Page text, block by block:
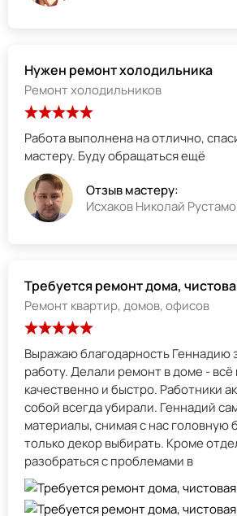
Нужен ремонт холодильника
Ремонт холодильников
Работа выполнена на отлично,
мастеру. Буду обращаться ещё
Отзыв мастеру:
Исхаков Николай
Требуется ремонт дома,
Ремонт квартир, домов, офисов
Выражаю благодарность Геннадию
работу. Делали ремонт в доме -
качественно и быстро. Работники
собой всегда убирали. Геннадий
материалы, снимая с нас головную
только декор выбирать. Кроме
разобраться с проблемами в